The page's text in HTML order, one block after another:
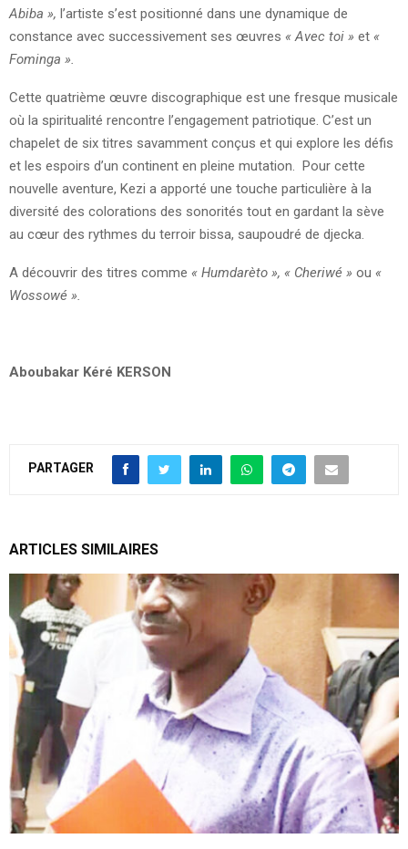
Abiba », l’artiste s’est positionné dans une dynamique de
constance avec successivement ses œuvres « Avec toi » et «
Fominga ».
Cette quatrième œuvre discographique est une fresque musicale
où la spiritualité rencontre l’engagement patriotique. C’est un
chapelet de six titres savamment conçus et qui explore les défis
et les espoirs d’un continent en pleine mutation. Pour cette
nouvelle aventure, Kezi a apporté une touche particulière à la
diversité des colorations des sonorités tout en gardant la sève
au cœur des rythmes du terroir bissa, saupoudré de djecka.
A découvrir des titres comme « Humdarèto », « Cheriwé » ou «
Wossowé ».
Aboubakar Kéré KERSON
PARTAGER
ARTICLES SIMILAIRES